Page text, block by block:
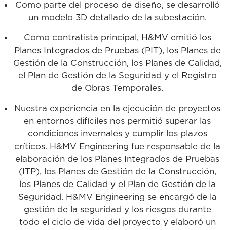
Como parte del proceso de diseño, se desarrolló
un modelo 3D detallado de la subestación.
Como contratista principal, H&MV emitió los
Planes Integrados de Pruebas (PIT), los Planes de
Gestión de la Construcción, los Planes de Calidad,
el Plan de Gestión de la Seguridad y el Registro
de Obras Temporales.
Nuestra experiencia en la ejecución de proyectos
en entornos difíciles nos permitió superar las
condiciones invernales y cumplir los plazos
críticos. H&MV Engineering fue responsable de la
elaboración de los Planes Integrados de Pruebas
(ITP), los Planes de Gestión de la Construcción,
los Planes de Calidad y el Plan de Gestión de la
Seguridad. H&MV Engineering se encargó de la
gestión de la seguridad y los riesgos durante
todo el ciclo de vida del proyecto y elaboró un